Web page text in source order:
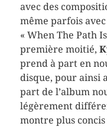
avec des
même parfois
« When The Path
première moitié,
prend à part en
disque, pour ainsi
part de l’album
légèrement
montre plus